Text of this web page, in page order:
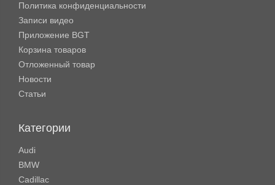
Политика конфиденциальности
Записи видео
Приложение BGT
Корзина товаров
Отложенный товар
Новости
Статьи
Категории
Audi
BMW
Cadillac